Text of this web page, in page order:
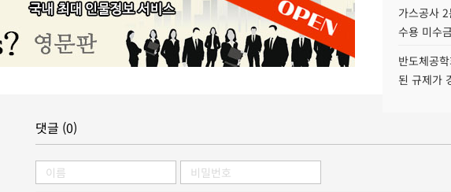
가스공사
수용 미수
반도체공
된 규제가
댓글 (0)